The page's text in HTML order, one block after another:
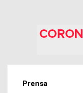
Prensa